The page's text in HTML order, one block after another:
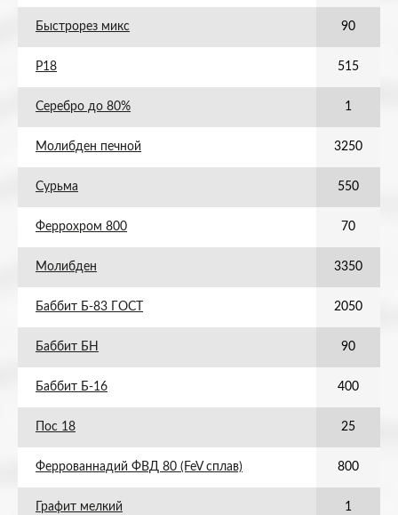
Быстрорез микс 90
Р18 515
Серебро до 80% 1
Молибден печной 3250
Сурьма 550
Феррохром 800 70
Молибден 3350
Баббит Б-83 ГОСТ 2050
Баббит БН 90
Баббит Б-16 400
Пос 18 25
Феррованнадий ФВД 80 (FeV сплав) 800
Графит мелкий 1